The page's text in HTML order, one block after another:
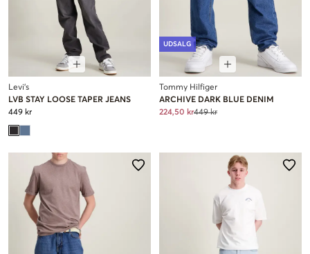
Levi's
LVB STAY LOOSE TAPER JEANS
449 kr
UDSALG
Tommy Hilfiger
ARCHIVE DARK BLUE DENIM
224,50 kr449 kr